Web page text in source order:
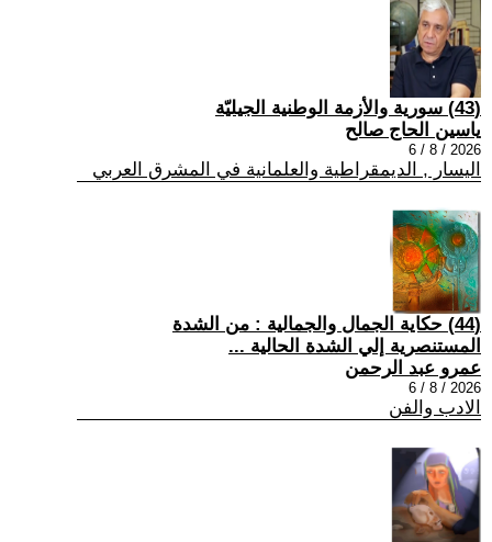
(43) سورية والأزمة الوطنية الجيليّة
ياسين الحاج صالح
2026 / 8 / 6
اليسار , الديمقراطية والعلمانية في المشرق العربي
(44) حكاية الجمال والجمالية : من الشدة
المستنصرية إلي الشدة الحالية ...
عمرو عبد الرحمن
2026 / 8 / 6
الادب والفن